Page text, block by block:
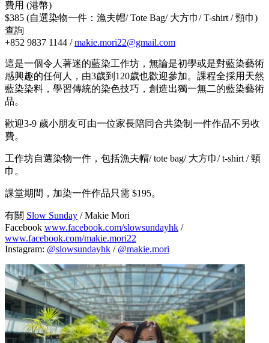
費用 (港幣)
$385 (自選染物一件：漁夫帽/ Tote Bag/ 大方巾/ T-shirt / 頸巾)
查詢
+852 9837 1144 /makie.mori22@gmail.com
這是一個令人著迷的藍染工作坊，無論是初學或是對藍染藝術
感興趣的任何人，由3歲到120歲也歡迎參加。課程全採用天然
藍染染料，學習傳統的染色技巧，創造出獨一無二的藍染藝術
品。
歡迎3-9 歲小朋友可由一位家長陪同合共染制一件作品不另收
費。
工作坊自選染物一件，包括漁夫帽/ tote bag/ 大方巾/ t-shirt / 頸
巾。
課堂期間，加染一件作品只需 $195。
有關 Slow Sunday / Makie Mori
Facebook www.facebook.com/slowsundayhk /
www.facebook.com/makie.mori22
Instagram: @slowsundayhk / @makie.mori